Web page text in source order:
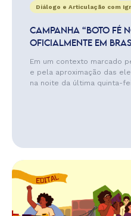
Diálogo e Articulação com
CAMPANHA “BOTO FÉ
OFICIALMENTE EM
Em um contexto marcado
e pela aproximação das
na noite da última quinta-